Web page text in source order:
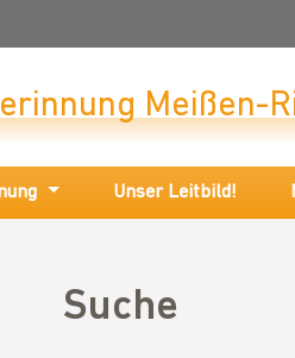
Meißen-
Unser Leitbild!
Suche